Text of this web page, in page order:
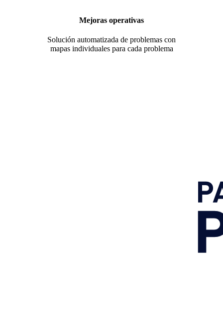
Mejoras operativas
Solución automatizada de problemas con
mapas individuales para cada problema